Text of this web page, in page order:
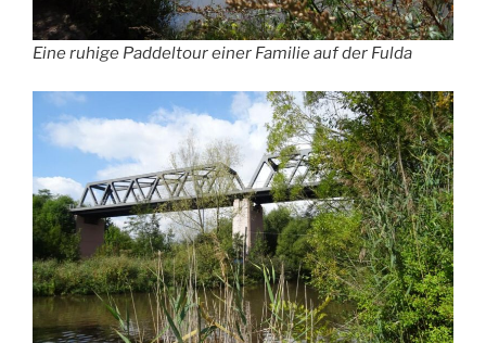
Eine ruhige Paddeltour einer Familie auf der Fulda